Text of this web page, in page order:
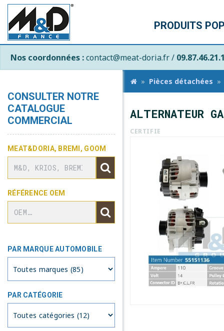
PRODUITS
Nos coordonnées :contact@meat-doria.fr /
CONSULTER NOTRE
CATALOGUE
COMMERCIAL
MEAT&DORIA, BREMI, GOOM
RÉFÉRENCE OEM
PAR MARQUE AUTOMOBILE
PAR CATÉGORIE
Pièces détachées
ALTERNATEUR
CERTIFIE